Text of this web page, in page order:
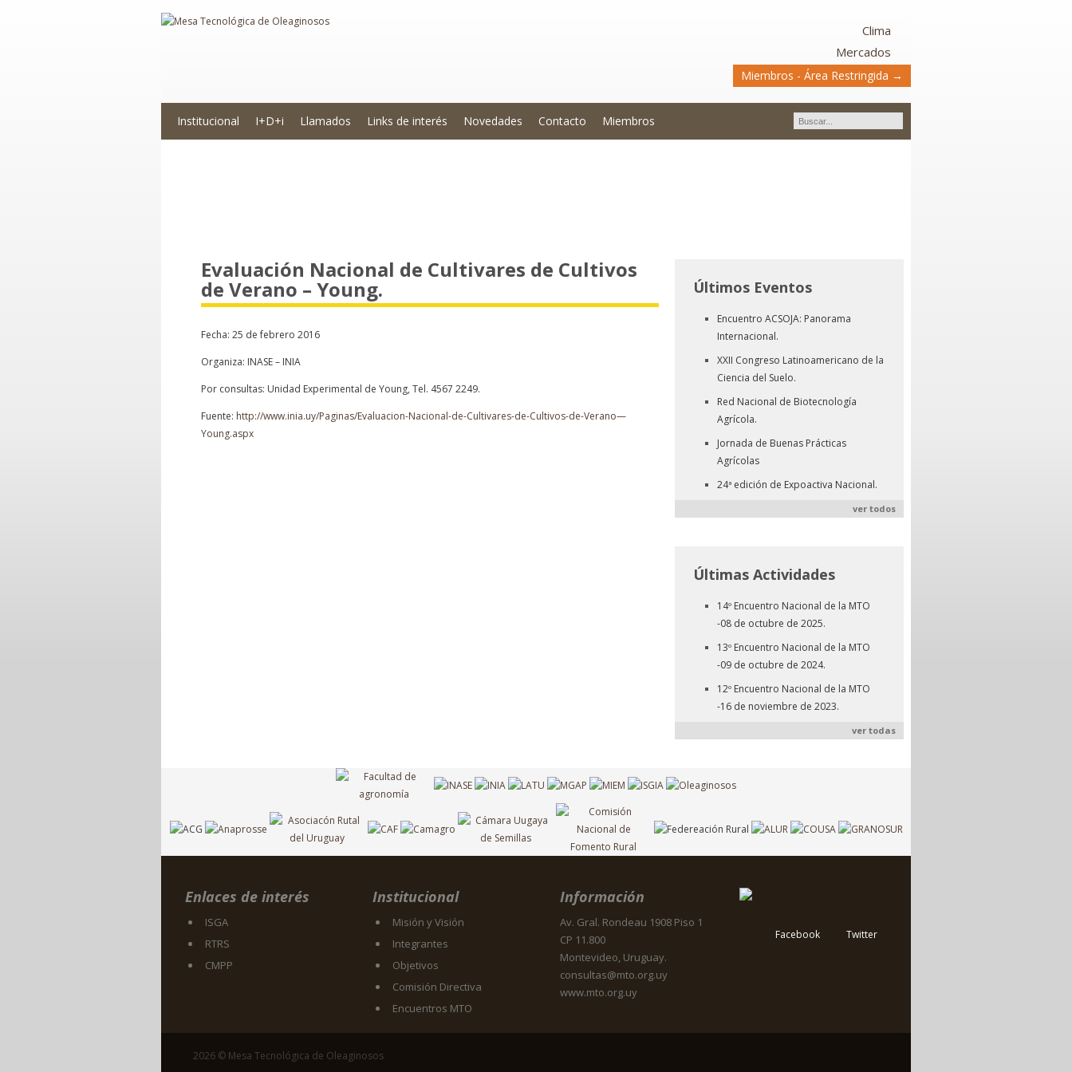
Clima
Mercados
Miembros - Área Restringida →
Institucional I+D+i Llamados Links de interés Novedades Contacto Miembros
Evaluación Nacional de Cultivares de Cultivos
de Verano – Young.
Fecha: 25 de febrero 2016
Organiza: INASE – INIA
Por consultas: Unidad Experimental de Young, Tel. 4567 2249.
Fuente: http://www.inia.uy/Paginas/Evaluacion-Nacional-de-Cultivares-de-Cultivos-de-Verano—
Young.aspx
Últimos Eventos
Encuentro ACSOJA: Panorama
Internacional.
XXII Congreso Latinoamericano de la
Ciencia del Suelo.
Red Nacional de Biotecnología
Agrícola.
Jornada de Buenas Prácticas
Agrícolas
24ª edición de Expoactiva Nacional.
ver todos
Últimas Actividades
14º Encuentro Nacional de la MTO
-08 de octubre de 2025.
13º Encuentro Nacional de la MTO
-09 de octubre de 2024.
12º Encuentro Nacional de la MTO
-16 de noviembre de 2023.
ver todas
Enlaces de interés
ISGA
RTRS
CMPP
Institucional
Misión y Visión
Integrantes
Objetivos
Comisión Directiva
Encuentros MTO
Información
Av. Gral. Rondeau 1908 Piso 1
CP 11.800
Montevideo, Uruguay.
consultas@mto.org.uy
www.mto.org.uy
Facebook Twitter
2026 © Mesa Tecnológica de Oleaginosos